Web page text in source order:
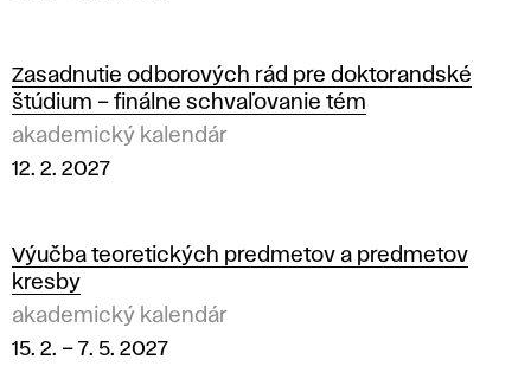
Zasadnutie odborových rád pre doktorandské
štúdium – finálne schvaľovanie tém
akademický kalendár
12. 2. 2027
Výučba teoretických predmetov a predmetov
kresby
akademický kalendár
15. 2. – 7. 5. 2027